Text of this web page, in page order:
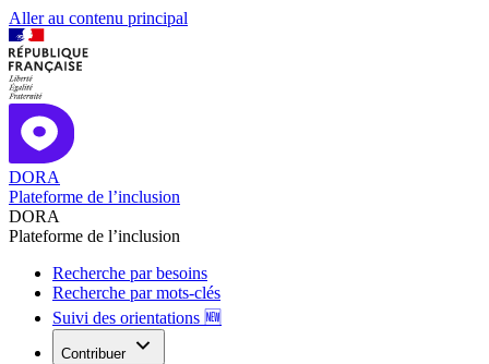
Aller au contenu principal
DORA
Plateforme de l’inclusion
DORA
Plateforme de l’inclusion
Recherche par besoins
Recherche par mots-clés
Suivi des orientations 🆕
Contribuer